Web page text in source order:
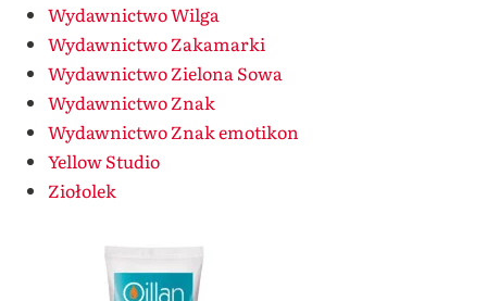
Wydawnictwo Wilga
Wydawnictwo Zakamarki
Wydawnictwo Zielona Sowa
Wydawnictwo Znak
Wydawnictwo Znak emotikon
Yellow Studio
Ziołolek